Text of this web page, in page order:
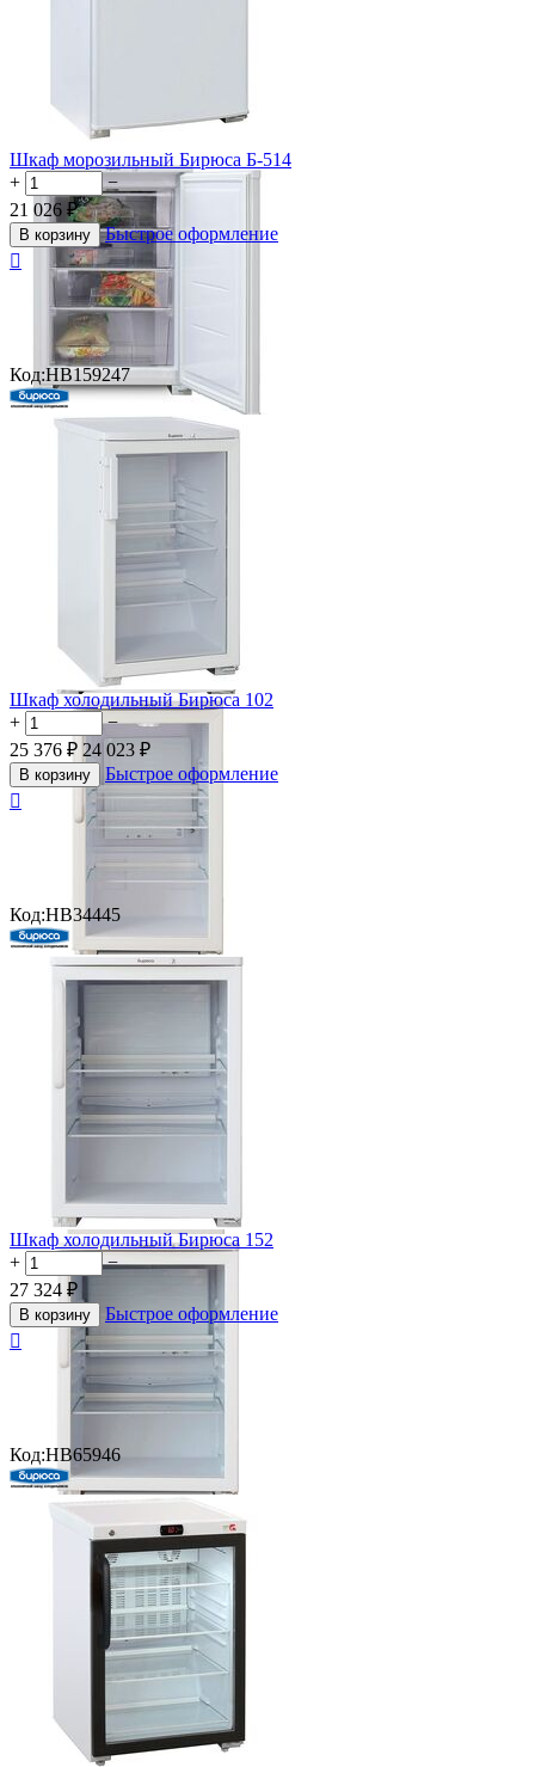
Шкаф морозильный Бирюса Б-514
+
−
21 026 ₽
В корзину
Быстрое оформление

Код:HB159247
Шкаф холодильный Бирюса 102
+
−
25 376 ₽ 24 023 ₽
В корзину
Быстрое оформление

Код:HB34445
Шкаф холодильный Бирюса 152
+
−
27 324 ₽
В корзину
Быстрое оформление

Код:HB65946